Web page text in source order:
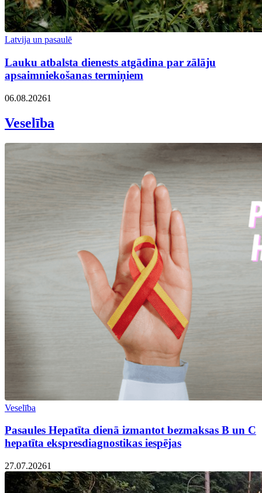
Latvija un pasaulē
Lauku atbalsta dienests atgādina par zālāju
apsaimniekošanas termiņiem
06.08.20261
Veselība
Veselība
Pasaules Hepatīta dienā izmantot bezmaksas B un C
hepatīta ekspresdiagnostikas iespējas
27.07.20261